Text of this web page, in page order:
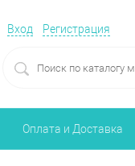
Вход Регистрация
Оплата и Доставка